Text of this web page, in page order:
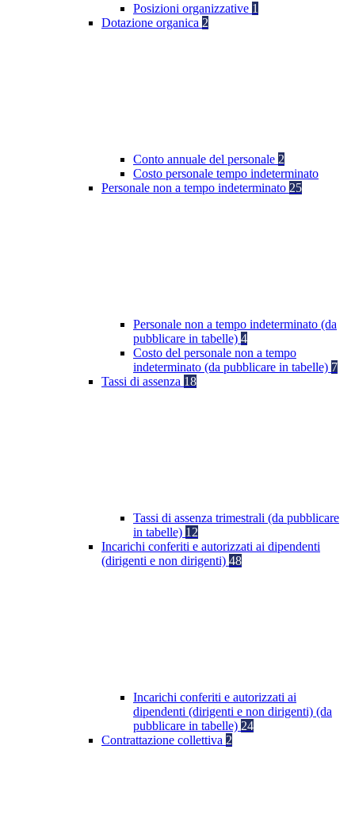
Posizioni organizzative 1
Dotazione organica 2
Conto annuale del personale 2
Costo personale tempo indeterminato
Personale non a tempo indeterminato 25
Personale non a tempo indeterminato (da
pubblicare in tabelle) 4
Costo del personale non a tempo
indeterminato (da pubblicare in tabelle) 7
Tassi di assenza 18
Tassi di assenza trimestrali (da pubblicare
in tabelle) 12
Incarichi conferiti e autorizzati ai dipendenti
(dirigenti e non dirigenti) 48
Incarichi conferiti e autorizzati ai
dipendenti (dirigenti e non dirigenti) (da
pubblicare in tabelle) 24
Contrattazione collettiva 2